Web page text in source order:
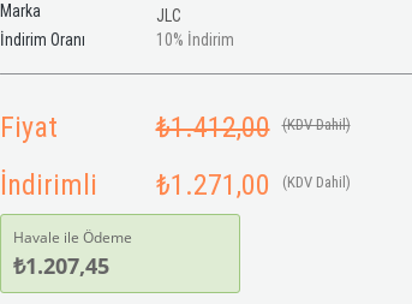
Marka
JLC
İndirim Oranı
%
10 İndirim
Fiyat ₺1.412,00 (KDV Dahil)
İndirimli ₺1.271,00 (KDV Dahil)
Havale ile Ödeme
₺1.207,45